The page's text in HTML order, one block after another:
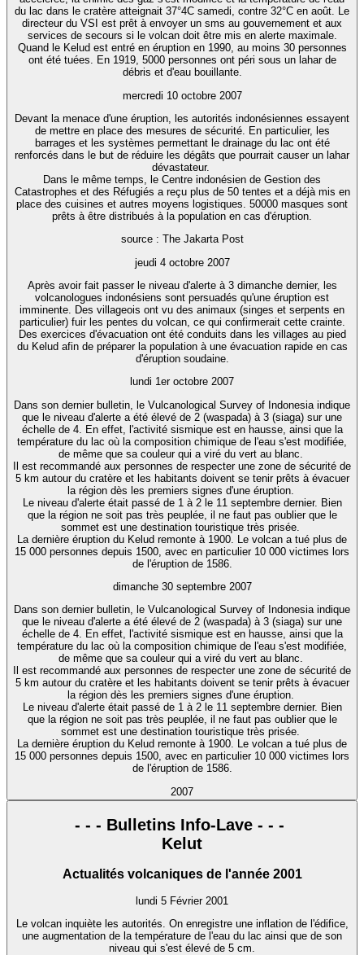
du lac dans le cratère atteignait 37°4C samedi, contre 32°C en août. Le
directeur du VSI est prêt à envoyer un sms au gouvernement et aux
services de secours si le volcan doit être mis en alerte maximale.
Quand le Kelud est entré en éruption en 1990, au moins 30 personnes
ont été tuées. En 1919, 5000 personnes ont péri sous un lahar de
débris et d'eau bouillante.
mercredi 10 octobre 2007
Devant la menace d'une éruption, les autorités indonésiennes essayent
de mettre en place des mesures de sécurité. En particulier, les
barrages et les systèmes permettant le drainage du lac ont été
renforcés dans le but de réduire les dégâts que pourrait causer un lahar
dévastateur.
Dans le même temps, le Centre indonésien de Gestion des
Catastrophes et des Réfugiés a reçu plus de 50 tentes et a déjà mis en
place des cuisines et autres moyens logistiques. 50000 masques sont
prêts à être distribués à la population en cas d'éruption.
source : The Jakarta Post
jeudi 4 octobre 2007
Après avoir fait passer le niveau d'alerte à 3 dimanche dernier, les
volcanologues indonésiens sont persuadés qu'une éruption est
imminente. Des villageois ont vu des animaux (singes et serpents en
particulier) fuir les pentes du volcan, ce qui confirmerait cette crainte.
Des exercices d'évacuation ont été conduits dans les villages au pied
du Kelud afin de préparer la population à une évacuation rapide en cas
d'éruption soudaine.
lundi 1er octobre 2007
Dans son dernier bulletin, le Vulcanological Survey of Indonesia indique
que le niveau d'alerte a été élevé de 2 (waspada) à 3 (siaga) sur une
échelle de 4. En effet, l'activité sismique est en hausse, ainsi que la
température du lac où la composition chimique de l'eau s'est modifiée,
de même que sa couleur qui a viré du vert au blanc.
Il est recommandé aux personnes de respecter une zone de sécurité de
5 km autour du cratère et les habitants doivent se tenir prêts à évacuer
la région dès les premiers signes d'une éruption.
Le niveau d'alerte était passé de 1 à 2 le 11 septembre dernier. Bien
que la région ne soit pas très peuplée, il ne faut pas oublier que le
sommet est une destination touristique très prisée.
La dernière éruption du Kelud remonte à 1900. Le volcan a tué plus de
15 000 personnes depuis 1500, avec en particulier 10 000 victimes lors
de l'éruption de 1586.
dimanche 30 septembre 2007
Dans son dernier bulletin, le Vulcanological Survey of Indonesia indique
que le niveau d'alerte a été élevé de 2 (waspada) à 3 (siaga) sur une
échelle de 4. En effet, l'activité sismique est en hausse, ainsi que la
température du lac où la composition chimique de l'eau s'est modifiée,
de même que sa couleur qui a viré du vert au blanc.
Il est recommandé aux personnes de respecter une zone de sécurité de
5 km autour du cratère et les habitants doivent se tenir prêts à évacuer
la région dès les premiers signes d'une éruption.
Le niveau d'alerte était passé de 1 à 2 le 11 septembre dernier. Bien
que la région ne soit pas très peuplée, il ne faut pas oublier que le
sommet est une destination touristique très prisée.
La dernière éruption du Kelud remonte à 1900. Le volcan a tué plus de
15 000 personnes depuis 1500, avec en particulier 10 000 victimes lors
de l'éruption de 1586.
2007
- - - Bulletins Info-Lave - - -
Kelut
Actualités volcaniques de l'année 2001
lundi 5 Février 2001
Le volcan inquiète les autorités. On enregistre une inflation de l'édifice,
une augmentation de la température de l'eau du lac ainsi que de son
niveau qui s'est élevé de 5 cm.